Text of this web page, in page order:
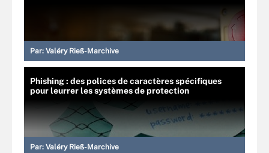
Par: Valéry Rieß-Marchive
Phishing : des polices de caractères spécifiques
pour leurrer les systèmes de protection
Par: Valéry Rieß-Marchive